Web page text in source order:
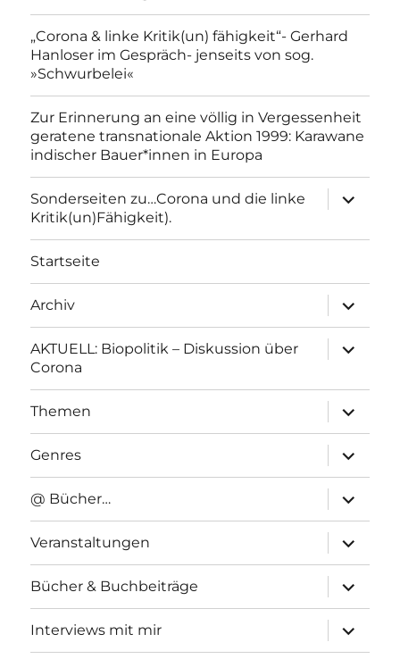
„Corona & linke Kritik(un) fähigkeit“- Gerhard
Hanloser im Gespräch- jenseits von sog.
»Schwurbelei«
Zur Erinnerung an eine völlig in Vergessenheit
geratene transnationale Aktion 1999: Karawane
indischer Bauer*innen in Europa
Sonderseiten zu…Corona und die linke
Kritik(un)Fähigkeit).
anzeigen
Startseite
Archiv
anzeigen
AKTUELL: Biopolitik – Diskussion über
Corona
anzeigen
Themen
anzeigen
Genres
anzeigen
@ Bücher…
anzeigen
Veranstaltungen
anzeigen
Bücher & Buchbeiträge
anzeigen
Interviews mit mir
anzeigen